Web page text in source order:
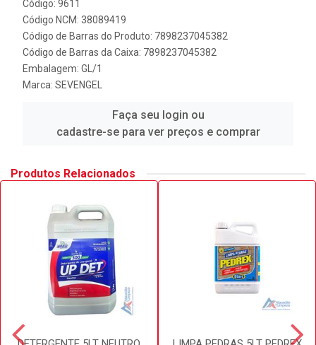
Código: 9611
Código NCM: 38089419
Código de Barras do Produto: 7898237045382
Código de Barras da Caixa: 7898237045382
Embalagem: GL/1
Marca: SEVENGEL
Faça seu login ou
cadastre-se para ver preços e comprar
Produtos Relacionados